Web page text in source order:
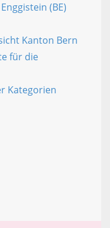
(BE)
Kanton Bern
für die
Kategorien